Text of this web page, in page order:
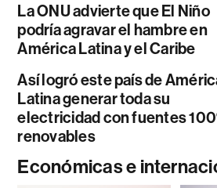
La ONU advierte que El Niño
podría agravar el hambre en
América Latina y el Caribe
Así logró este país de
Latina generar toda su
electricidad con fuentes
renovables
Económicas e